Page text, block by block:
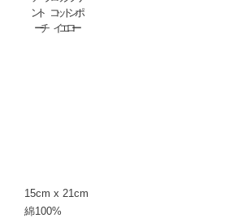
15cm x 21cm
綿100%